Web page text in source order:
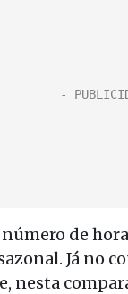
de
Já no
nesta